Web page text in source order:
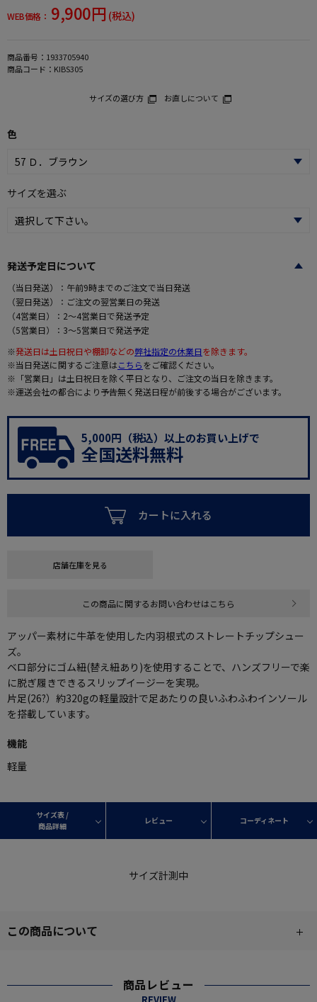
WEB価格： 9,900円 (税込)
商品番号： 1933705940
商品コード： KIBS305
サイズの選び方 お直しについて
色
サイズを選ぶ
発送予定日について
（当日発送）：午前9時までのご注文で当日発送
（翌日発送）：ご注文の翌営業日の発送
（4営業日）：2～4営業日で発送予定
（5営業日）：3～5営業日で発送予定
※発送日は土日祝日や棚卸などの弊社指定の休業日を除きます。
※当日発送に関するご注意はこちらをご確認ください。
※「営業日」は土日祝日を除く平日となり、ご注文の当日を除きます。
※運送会社の都合により予告無く発送日程が前後する場合がございます。
5,000円（税込）以上のお買い上げで
全国送料無料
カートに入れる
店舗在庫を見る
この商品に関するお問い合わせはこちら
アッパー素材に牛革を使用した内羽根式のストレートチップシュー
ズ。
ベロ部分にゴム紐(替え紐あり)を使用することで、ハンズフリーで楽
に脱ぎ履きできるスリップイージーを実現。
片足(26?）約320gの軽量設計で足あたりの良いふわふわインソール
を搭載しています。
機能
軽量
サイズ表 /
商品詳細
レビュー コーディネート
サイズ計測中
この商品について
商品レビュー